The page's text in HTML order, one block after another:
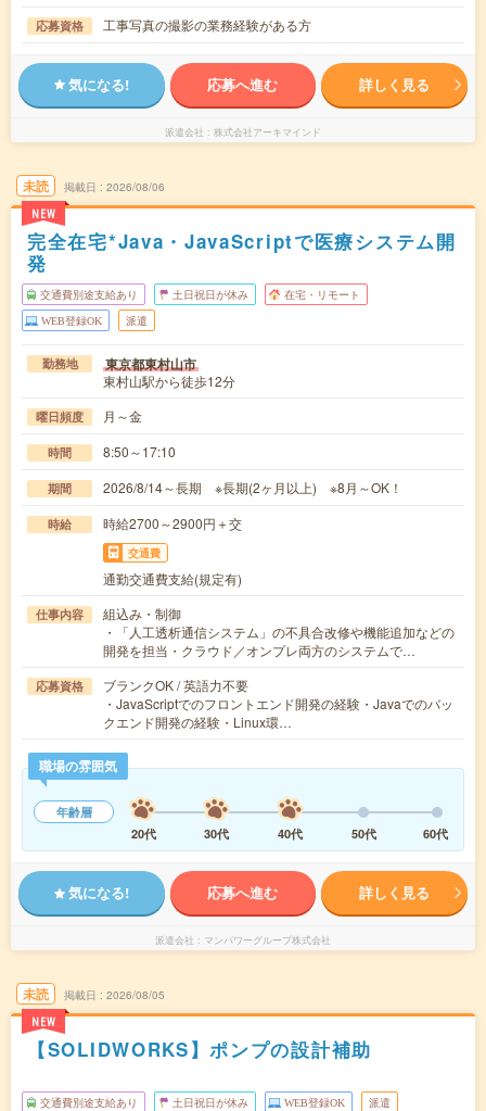
応募資格 工事写真の撮影の業務経験がある方
気になる! 応募へ進む 詳しく見る
派遣会社 株式会社アーキマインド
未読
NEW
掲載日 2026/08/06
完全在宅*Java・JavaScriptで医療システム開
発
交通費別途支給あり 土日祝日が休み 在宅・リモート
WEB登録OK 派遣
勤務地 東京都東村山市
東村山駅から徒歩12分
曜日頻度 月～金
時間 8:50～17:10
期間 2026/8/14～長期 ※長期(2ヶ月以上) ※8月～OK！
時給 時給2700～2900円＋交
交通費
通勤交通費支給(規定有)
仕事内容
組込み・制御
・「人工透析通信システム」の不具合改修や機能追加などの
開発を担当・クラウド／オンプレ両方のシステムで…
応募資格
ブランクOK / 英語力不要
・JavaScriptでのフロントエンド開発の経験・Javaでのバッ
クエンド開発の経験・Linux環…
職場の雰囲気
年齢層
20代
30代 40代 50代 60代
気になる! 応募へ進む 詳しく見る
派遣会社 マンパワーグループ株式会社
未読
NEW
掲載日 2026/08/05
【SOLIDWORKS】ポンプの設計補助
交通費別途支給あり 土日祝日が休み WEB登録OK 派遣